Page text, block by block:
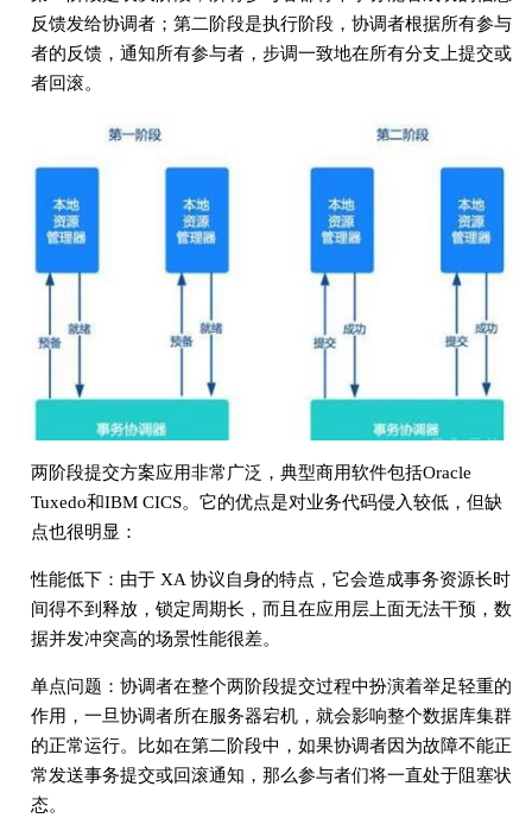
反馈发给协调者；第二阶段是执行阶段，协调者根据所有参与
者的反馈，通知所有参与者，步调一致地在所有分支上提交或
者回滚。
两阶段提交方案应用非常广泛，典型商用软件包括Oracle
Tuxedo和IBM CICS。它的优点是对业务代码侵入较低，但缺
点也很明显：
性能低下：由于 XA 协议自身的特点，它会造成事务资源长时
间得不到释放，锁定周期长，而且在应用层上面无法干预，数
据并发冲突高的场景性能很差。
单点问题：协调者在整个两阶段提交过程中扮演着举足轻重的
作用，一旦协调者所在服务器宕机，就会影响整个数据库集群
的正常运行。比如在第二阶段中，如果协调者因为故障不能正
常发送事务提交或回滚通知，那么参与者们将一直处于阻塞状
态。